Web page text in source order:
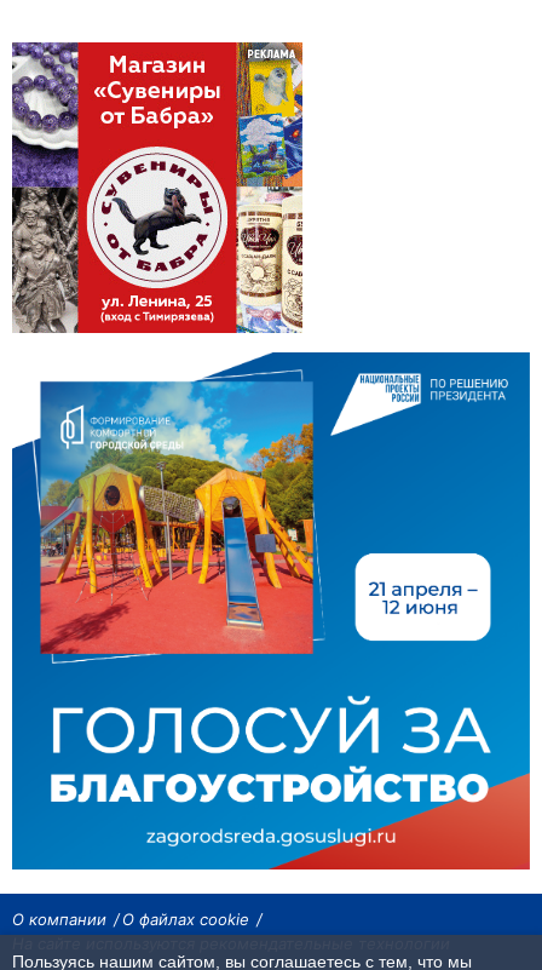
О компании
О файлах cookie
Пользуясь нашим сайтом, вы соглашаетесь с тем, что мы